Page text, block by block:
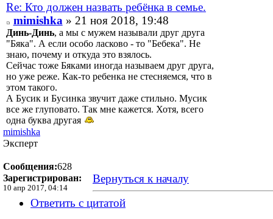
Re: Кто должен назвать ребёнка в семье.
mimishka» 21 ноя 2018, 19:48
Динь-Динь, а мы с мужем называли друг друга
"Бяка". А если особо ласково - то "Бебека". Не
знаю, почему и откуда это взялось.
Сейчас тоже Бяками иногда называем друг друга,
но уже реже. Как-то ребенка не стесняемся, что в
этом такого.
А Бусик и Бусинка звучит даже стильно. Мусик
все же глуповато. Так мне кажется. Хотя, всего
одна буква другая
mimishka
Эксперт
Сообщения:628
Зарегистрирован:
10 апр 2017, 04:14
Вернуться к началу
Ответить с цитатой